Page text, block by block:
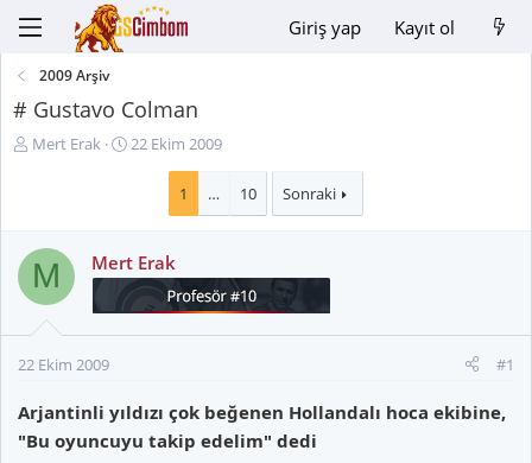
Giriş yap Kayıt ol
2009 Arşiv
# Gustavo Colman
K
u
B
a
l
a
n
Mert Erak
B
n
g
ı
ç
r
h
22 Ekim 2009
1 … 10 Sonraki
M Mert Erak
22 Ekim 2009 #1
Arjantinli yıldızı çok beğenen Hollandalı hoca ekibine,
"Bu oyuncuyu takip edelim" dedi